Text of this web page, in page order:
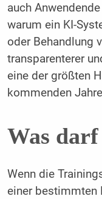
auch
warum ein KI-
oder Behandlung
transparenterer
eine der größten
kommenden
Was
Wenn die
einer bestimmten